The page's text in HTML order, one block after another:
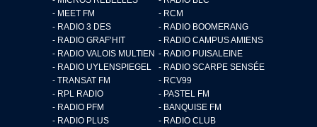
- MEET FM
- RCM
- RADIO 3 DES
- RADIO BOOMERANG
- RADIO GRAF’HIT
- RADIO CAMPUS AMIENS
- RADIO VALOIS MULTIEN - RADIO PUISALEINE
- RADIO UYLENSPIEGEL
- RADIO SCARPE SENSÉE
- TRANSAT FM
- RCV99
- RPL RADIO
- PASTEL FM
- RADIO PFM
- BANQUISE FM
- RADIO PLUS
- RADIO CLUB